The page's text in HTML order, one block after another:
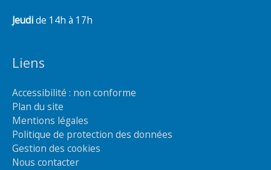
Jeudide 14h à 17h
Liens
Accessibilité : non conforme
Plan du site
Mentions légales
Politique de protection des données
Gestion des cookies
Nous contacter